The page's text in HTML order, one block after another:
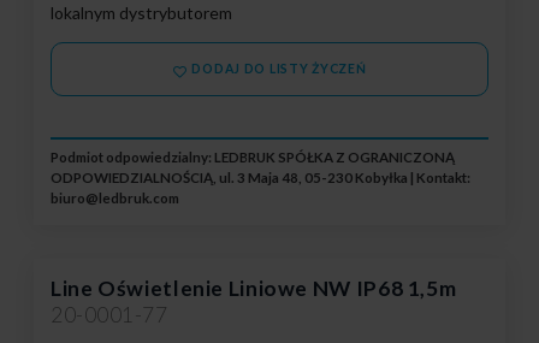
lokalnym dystrybutorem
DODAJ DO LISTY ŻYCZEŃ
Podmiot odpowiedzialny: LEDBRUK SPÓŁKA Z OGRANICZONĄ
ODPOWIEDZIALNOŚCIĄ, ul. 3 Maja 48, 05-230 Kobyłka | Kontakt:
biuro@ledbruk.com
Line Oświetlenie Liniowe NW IP68 1,5m
20-0001-77